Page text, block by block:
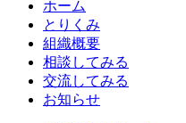
ホーム
とりくみ
組織概要
相談してみる
交流してみる
お知らせ